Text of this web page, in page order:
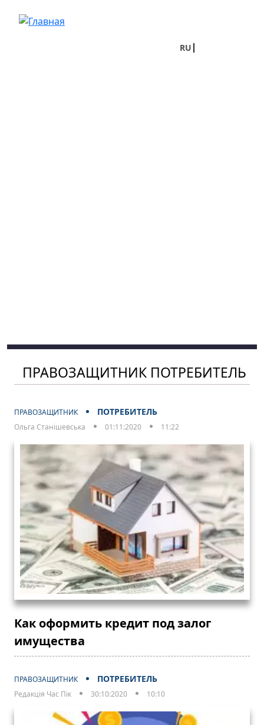
RU
ПРАВОЗАЩИТНИК ПОТРЕБИТЕЛЬ
ПРАВОЗАЩИТНИК ПОТРЕБИТЕЛЬ
Ольга Станішевська 01:11:2020 11:22
Как оформить кредит под залог
имущества
ПРАВОЗАЩИТНИК ПОТРЕБИТЕЛЬ
Редакція Час Пік 30:10:2020 10:10